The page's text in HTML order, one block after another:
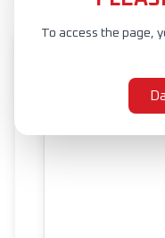
To access the page,